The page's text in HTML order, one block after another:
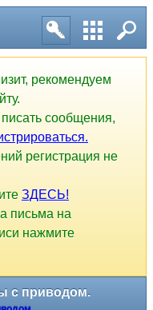
рекомендуем
сообщения,
регистрация не
ЗДЕСЬ!
письма на
нажмите
с приводом.